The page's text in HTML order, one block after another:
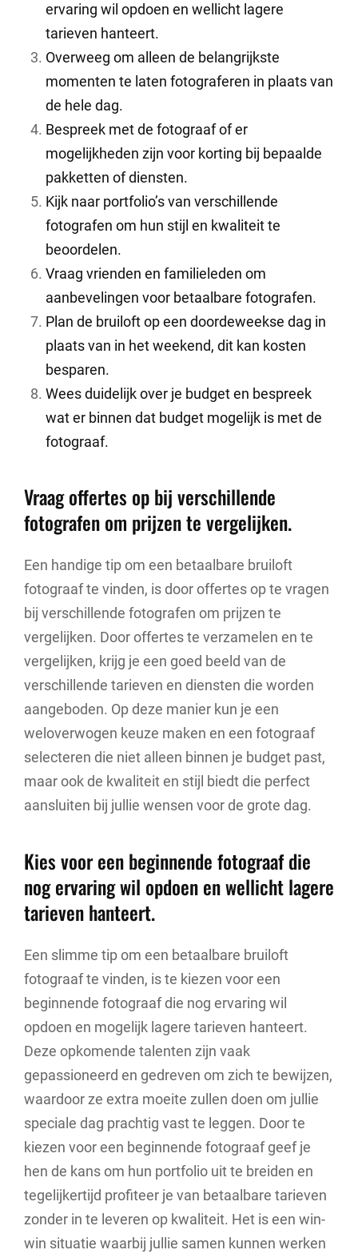
ervaring wil opdoen en wellicht lagere
tarieven hanteert.
Overweeg om alleen de belangrijkste
momenten te laten fotograferen in plaats van
de hele dag.
Bespreek met de fotograaf of er
mogelijkheden zijn voor korting bij bepaalde
pakketten of diensten.
Kijk naar portfolio’s van verschillende
fotografen om hun stijl en kwaliteit te
beoordelen.
Vraag vrienden en familieleden om
aanbevelingen voor betaalbare fotografen.
Plan de bruiloft op een doordeweekse dag in
plaats van in het weekend, dit kan kosten
besparen.
Wees duidelijk over je budget en bespreek
wat er binnen dat budget mogelijk is met de
fotograaf.
Vraag offertes op bij verschillende
fotografen om prijzen te vergelijken.
Een handige tip om een betaalbare bruiloft
fotograaf te vinden, is door offertes op te vragen
bij verschillende fotografen om prijzen te
vergelijken. Door offertes te verzamelen en te
vergelijken, krijg je een goed beeld van de
verschillende tarieven en diensten die worden
aangeboden. Op deze manier kun je een
weloverwogen keuze maken en een fotograaf
selecteren die niet alleen binnen je budget past,
maar ook de kwaliteit en stijl biedt die perfect
aansluiten bij jullie wensen voor de grote dag.
Kies voor een beginnende fotograaf die
nog ervaring wil opdoen en wellicht lagere
tarieven hanteert.
Een slimme tip om een betaalbare bruiloft
fotograaf te vinden, is te kiezen voor een
beginnende fotograaf die nog ervaring wil
opdoen en mogelijk lagere tarieven hanteert.
Deze opkomende talenten zijn vaak
gepassioneerd en gedreven om zich te bewijzen,
waardoor ze extra moeite zullen doen om jullie
speciale dag prachtig vast te leggen. Door te
kiezen voor een beginnende fotograaf geef je
hen de kans om hun portfolio uit te breiden en
tegelijkertijd profiteer je van betaalbare tarieven
zonder in te leveren op kwaliteit. Het is een win-
win situatie waarbij jullie samen kunnen werken